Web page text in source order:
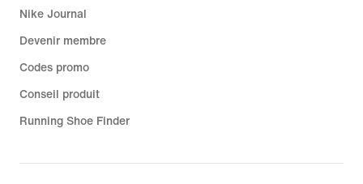
Nike Journal
Devenir membre
Codes promo
Conseil produit
Running Shoe Finder